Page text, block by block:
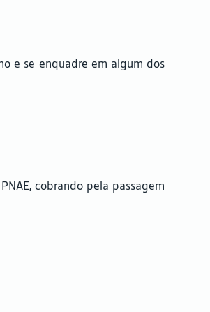
e se enquadre em algum dos
cobrando pela passagem